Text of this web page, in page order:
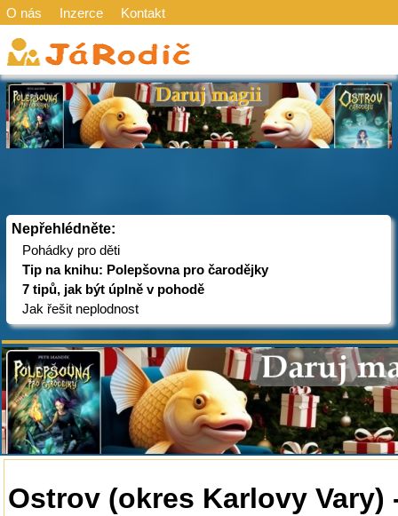
O nás Inzerce Kontakt
Nepřehlédněte:
Pohádky pro děti
Tip na knihu: Polepšovna pro čarodějky
7 tipů, jak být úplně v pohodě
Jak řešit neplodnost
Ostrov (okres Karlovy Vary)